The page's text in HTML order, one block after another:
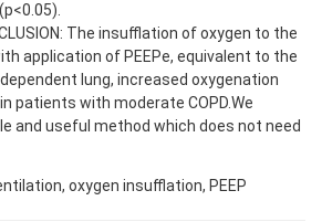
The insufflation of oxygen to the
application of PEEPe, equivalent to the
lung, increased oxygenation
patients with moderate COPD.We
and useful method which does not need
oxygen insufflation, PEEP